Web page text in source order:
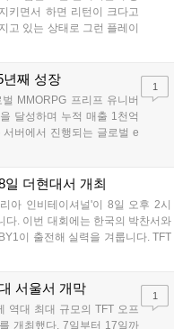
키면서 하면 리턴이 크다고
고 있는 상태로 그런 플레이
사고가 계속 많이 났던 것
년째 성장
MMORPG 프리프 유니버
달성하며 누적 매출 1천억
버에서 진행되는 글로벌 e
는 이용자가 동일한 조
폭 상승하는 성과를 냈습니
금 11만 달러 규모의 제4회
며, 위메이드커넥트는 이를
을 지속할 방침입니다....
1
더현대서 개최
아 인비테이셔널'이 8일 오후 2시
다. 이번 대회에는 한국의 박찬서와
이 출전해 실력을 겨룹니다. TFT
는 독특한 대회 구조를 가지며, 누
세트 체험과 공연 등 다양한 즐길
교점에서도 행사가 이어질 예정입
개최됩니다....
서울서 개막
역대 최대 규모의 TFT 오프
개최했다. 7일부터 17일까
1